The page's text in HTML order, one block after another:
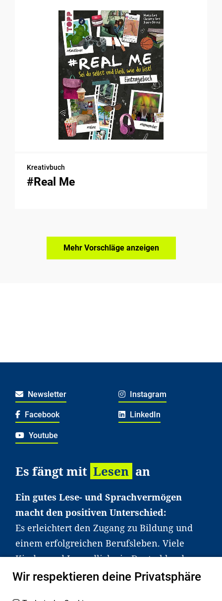
Kreativbuch
#Real Me
Mehr Vorschläge anzeigen
Newsletter Instagram
Facebook LinkedIn
Youtube
Es fängt mit Lesen an
Ein gutes Lese- und Sprachvermögen
macht den positiven Unterschied:
Es erleichtert den Zugang zu Bildung und
einem erfolgreichen Berufsleben. Viele
Kinder und Jugendliche in Deutschland
haben aber große Schwierigkeiten dabei.
Wir respektieren deine Privatsphäre